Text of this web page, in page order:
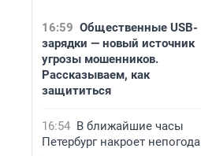
16:59 Общественные USB-
зарядки — новый источник
угрозы мошенников.
Рассказываем, как
защититься
16:54 В ближайшие часы
Петербург накроет непогода